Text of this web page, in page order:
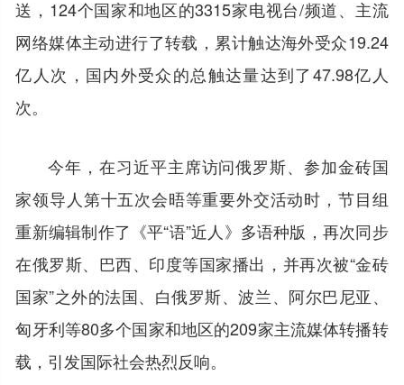
送，124个国家和地区的3315家电视台/频道、主流
网络媒体主动进行了转载，累计触达海外受众19.24
亿人次，国内外受众的总触达量达到了47.98亿人
次。
今年，在习近平主席访问俄罗斯、参加金砖国
家领导人第十五次会晤等重要外交活动时，节目组
重新编辑制作了《平“语”近人》多语种版，再次同步
在俄罗斯、巴西、印度等国家播出，并再次被“金砖
国家”之外的法国、白俄罗斯、波兰、阿尔巴尼亚、
匈牙利等80多个国家和地区的209家主流媒体转播转
载，引发国际社会热烈反响。